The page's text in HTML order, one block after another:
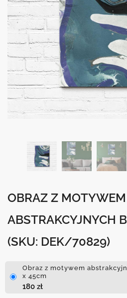
OBRAZ Z MOTYWEM
ABSTRAKCYJNYCH
(SKU: DEK/70829)
Obraz z motywem
x 45cm
180 zł